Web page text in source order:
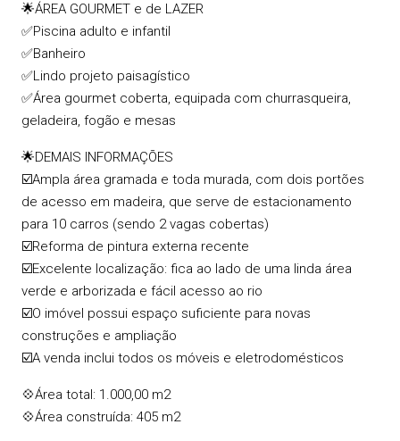
🌟ÁREA GOURMET e de LAZER
✅Piscina adulto e infantil
✅Banheiro
✅Lindo projeto paisagístico
✅Área gourmet coberta, equipada com churrasqueira,
geladeira, fogão e mesas
🌟DEMAIS INFORMAÇÕES
☑️Ampla área gramada e toda murada, com dois portões
de acesso em madeira, que serve de estacionamento
para 10 carros (sendo 2 vagas cobertas)
☑️Reforma de pintura externa recente
☑️Excelente localização: fica ao lado de uma linda área
verde e arborizada e fácil acesso ao rio
☑️O imóvel possui espaço suficiente para novas
construções e ampliação
☑️A venda inclui todos os móveis e eletrodomésticos
💠Área total: 1.000,00 m2
💠Área construída: 405 m2